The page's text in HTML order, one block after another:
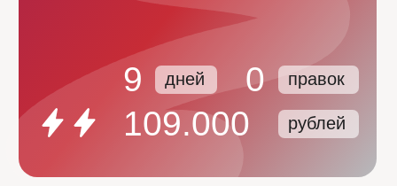
Политика конфиденциальности
*Meta является запрещенной организацией на
территории РФ